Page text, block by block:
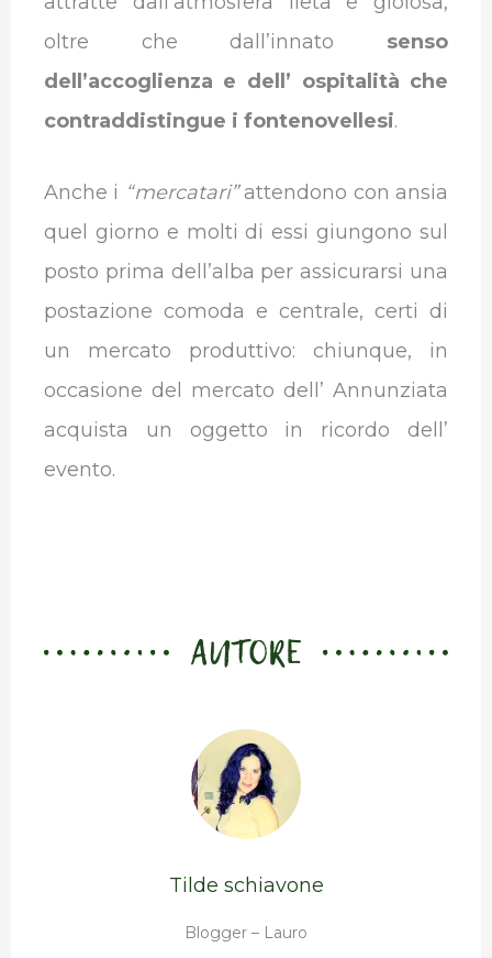
oltre che dall’innato senso
dell’accoglienza e dell’ ospitalità che
contraddistingue i fontenovellesi.
Anche i “mercatari”attendono con ansia
quel giorno e molti di essi giungono sul
posto prima dell’alba per assicurarsi una
postazione comoda e centrale, certi di
un mercato produttivo: chiunque, in
occasione del mercato dell’ Annunziata
acquista un oggetto in ricordo dell’
evento.
AUTORE
Tilde schiavone
Blogger – Lauro